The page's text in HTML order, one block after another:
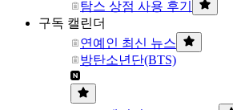
탐스 상점 사용 후기
구독 캘린더
연예인 최신 뉴스
방탄소년단(BTS)